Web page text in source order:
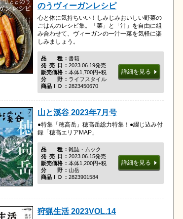
のうヴィーガンレシピ
心と体に気持ちいい！しみじみおいしい野菜の
ごはんのレシピ集。「菜」と「汁」を自由に組
み合わせて、ヴィーガンの一汁一菜を気軽に楽
しみましょう。
品種書籍
発売日 2023.06.19発売
販売価格
本体1,700円+税
分野ライフスタイル
商品ＩＤ
2823450670
詳細を見る
山と溪谷 2023年7月号
●特集「穂高岳」穂高岳総力特集！●綴じ込み付
録「穂高エリアMAP」
品種雑誌・ムック
発売日 2023.06.15発売
販売価格
本体1,200円+税
分野山岳
商品ＩＤ
2823901584
詳細を見る
狩猟生活 2023VOL.14